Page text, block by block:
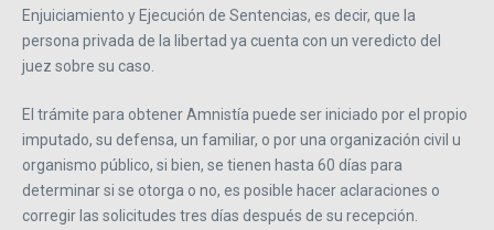
Enjuiciamiento y Ejecución de Sentencias, es decir, que la
persona privada de la libertad ya cuenta con un veredicto del
juez sobre su caso.
El trámite para obtener Amnistía puede ser iniciado por el propio
imputado, su defensa, un familiar, o por una organización civil u
organismo público, si bien, se tienen hasta 60 días para
determinar si se otorga o no, es posible hacer aclaraciones o
corregir las solicitudes tres días después de su recepción.